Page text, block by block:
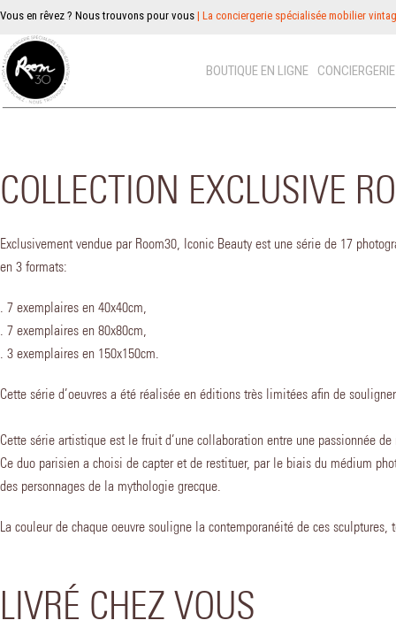
Vous en rêvez ? Nous trouvons pour vous | La conciergerie spécialisée mobilier
BOUTIQUE EN LIGNE
COLLECTION EXCLUSIVE
Exclusivement vendue par Room30, Iconic Beauty est une série de 17
en 3 formats:
. 7 exemplaires en 40x40cm,
. 7 exemplaires en 80x80cm,
. 3 exemplaires en 150x150cm.
Cette série d’oeuvres a été réalisée en éditions très limitées afin de
Cette série artistique est le fruit d’une collaboration entre une passionnée
Ce duo parisien a choisi de capter et de restituer, par le biais du médium
des personnages de la mythologie grecque.
La couleur de chaque oeuvre souligne la contemporanéité de ces
LIVRÉ CHEZ VOUS